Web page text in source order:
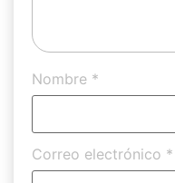
Nombre *
Correo electrónico *